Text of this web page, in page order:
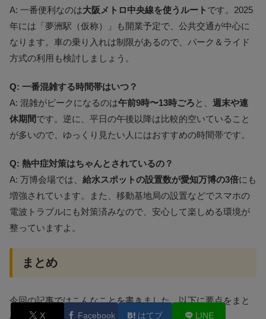
A: 一番便利なのは大阪メトロ中央線を使うルート です。2025
年には「夢洲駅（仮称）」も開業予定で、公共交通が中心に
なります。車の乗り入れは制限があるので、パーク＆ライド
方式の利用も検討しましょう。
Q: 一番混雑する時間帯はいつ？
A: 混雑がピークになるのは午前9時〜13時ごろと、 週末や連
休期間です。逆に、平日の午後以降は比較的空いていること
が多いので、ゆっくり見たい人にはおすすめの時間帯です。
Q: 熱中症対策はちゃんとされているの？
A: 万博会場では、 給水スポットの設置数が愛知万博の3倍にも
増強されています。また、移動基地局の設置などでスマホの
電波トラブルにも対策済みなので、安心して楽しめる環境が
整っていますよ。
まとめ
今回の記事ではこんなことを書きました。以下に要点をまと
めます。
X Facebook はてブ LINE